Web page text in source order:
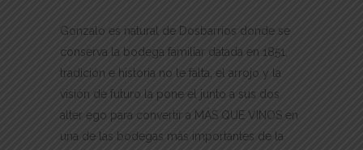
Gonzalo es natural de Dosbarrios donde se
conserva la bodega familiar datada en 1851,
tradición e historia no le falta, el arrojo y la
visión de futuro la pone el junto a sus dos
alter ego para convertir a MÁS QUE VINOS en
una de las bodegas más importantes de la